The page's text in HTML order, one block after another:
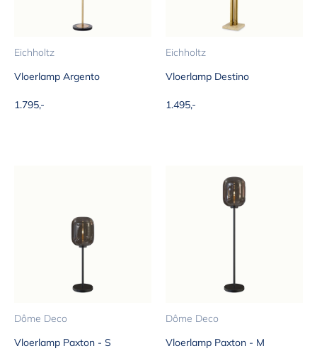
Eichholtz
Vloerlamp Argento
Aanbiedingsprijs
1.795,-
Eichholtz
Vloerlamp Destino
Aanbiedingsprijs
1.495,-
Dôme Deco
Vloerlamp Paxton - S
Dôme Deco
Vloerlamp Paxton - M